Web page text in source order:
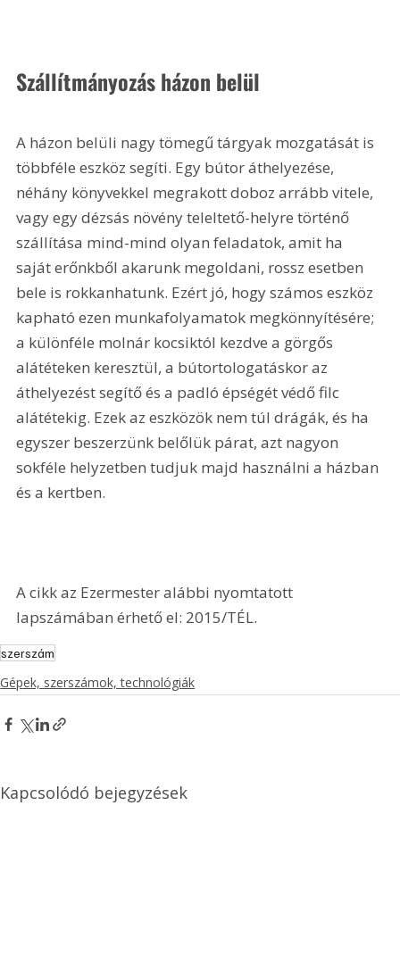
Szállítmányozás házon belül
A házon belüli nagy tömegű tárgyak mozgatását is
többféle eszköz segíti. Egy bútor áthelyezése,
néhány könyvekkel megrakott doboz arrább vitele,
vagy egy dézsás növény teleltető-helyre történő
szállítása mind-mind olyan feladatok, amit ha
saját erőnkből akarunk megoldani, rossz esetben
bele is rokkanhatunk. Ezért jó, hogy számos eszköz
kapható ezen munkafolyamatok megkönnyítésére;
a különféle molnár kocsiktól kezdve a görgős
alátéteken keresztül, a bútortologatáskor az
áthelyezést segítő és a padló épségét védő filc
alátétekig. Ezek az eszközök nem túl drágák, és ha
egyszer beszerzünk belőlük párat, azt nagyon
sokféle helyzetben tudjuk majd használni a házban
és a kertben.
A cikk az Ezermester alábbi nyomtatott
lapszámában érhető el: 2015/TÉL.
szerszám
Gépek, szerszámok, technológiák
Kapcsolódó bejegyzések